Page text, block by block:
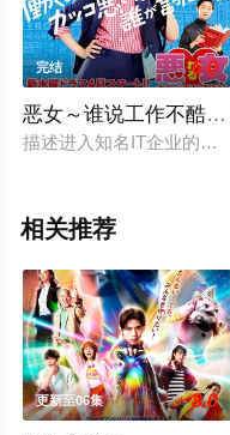
完结 6.0
恶女～谁说工作不酷
描述进入知名IT企业的田
相关推荐
更新至06集 8.0